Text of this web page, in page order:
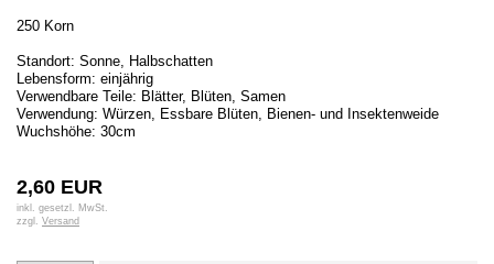
250 Korn
Standort: Sonne, Halbschatten
Lebensform: einjährig
Verwendbare Teile: Blätter, Blüten, Samen
Verwendung: Würzen, Essbare Blüten, Bienen- und Insektenweide
Wuchshöhe: 30cm
2,60 EUR
inkl. gesetzl. MwSt.
zzgl. Versand